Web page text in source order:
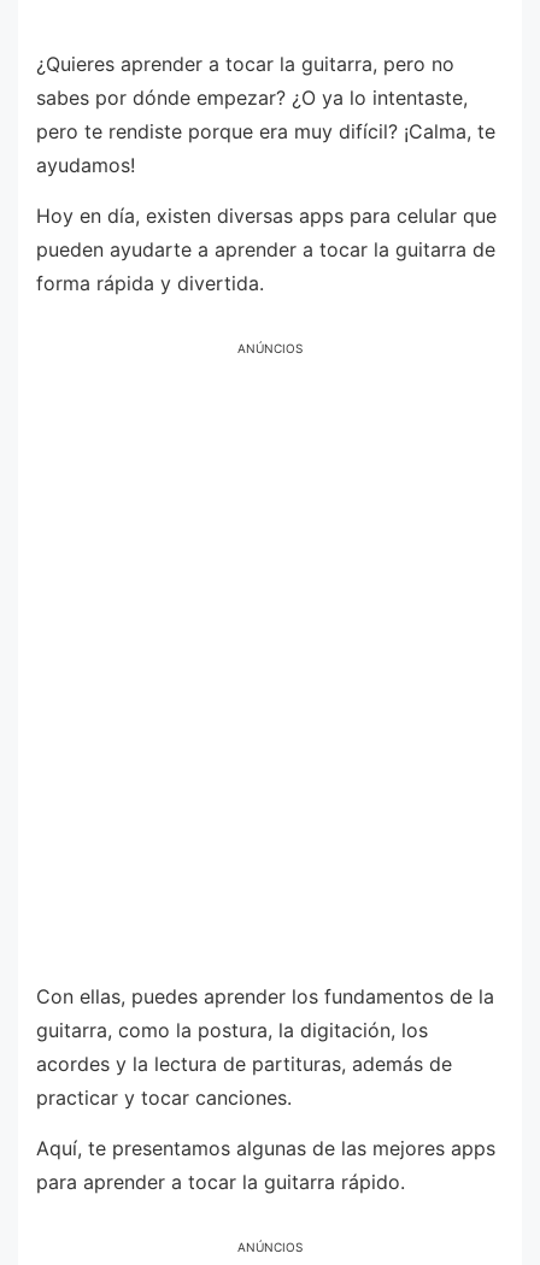
¿Quieres aprender a tocar la guitarra, pero no
sabes por dónde empezar? ¿O ya lo intentaste,
pero te rendiste porque era muy difícil? ¡Calma, te
ayudamos!
Hoy en día, existen diversas apps para celular que
pueden ayudarte a aprender a tocar la guitarra de
forma rápida y divertida.
ANÚNCIOS
Con ellas, puedes aprender los fundamentos de la
guitarra, como la postura, la digitación, los
acordes y la lectura de partituras, además de
practicar y tocar canciones.
Aquí, te presentamos algunas de las mejores apps
para aprender a tocar la guitarra rápido.
ANÚNCIOS